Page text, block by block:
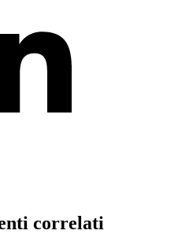
correlati